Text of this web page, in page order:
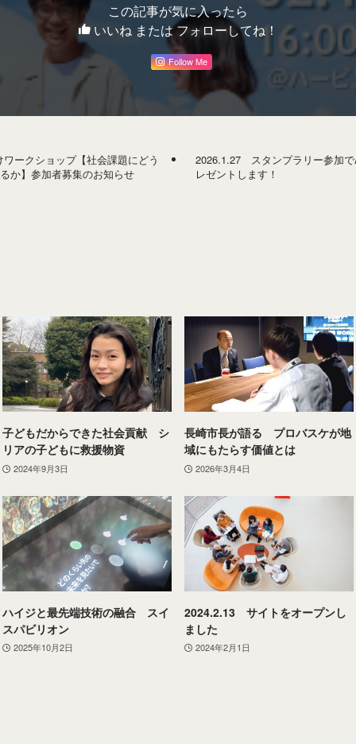
この記事が気に入ったら
いいね または フォローしてね！
Follow Me
ークショップ【社会課題にどう
か】参加者募集のお知らせ
2026.1.27 スタンプラリー参加
レゼントします！​
子どもだからできた社会貢献 シ
リアの子どもに救援物資
2024年9月3日
長崎市長が語る プロバスケが地
域にもたらす価値とは
2026年3月4日
ハイジと最先端技術の融合 スイ
スパビリオン
2025年10月2日
2024.2.13 サイトをオープンし
ました
2024年2月1日